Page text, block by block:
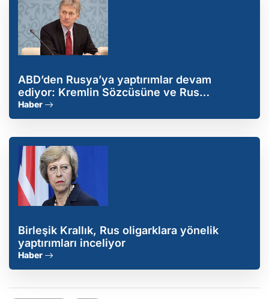
ABD’den Rusya’ya yaptırımlar devam
ediyor: Kremlin Sözcüsüne ve Rus
oligarklara vize yasağı
Haber
Birleşik Krallık, Rus oligarklara yönelik
yaptırımları inceliyor
Haber